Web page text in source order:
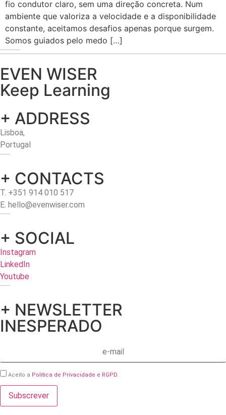
fio condutor claro, sem uma direção concreta. Num
ambiente que valoriza a velocidade e a disponibilidade
constante, aceitamos desafios apenas porque surgem.
Somos guiados pelo medo […]
EVEN WISER
Keep Learning
+ ADDRESS
Lisboa,
Portugal
+ CONTACTS
T. +351 914 010 517
E. hello@evenwiser.com
+ SOCIAL
Instagram
LinkedIn
Youtube
+ NEWSLETTER
INESPERADO
Aceito a Política de Privacidade e RGPD.